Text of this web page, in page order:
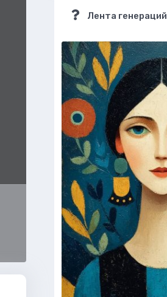
Лента генераций